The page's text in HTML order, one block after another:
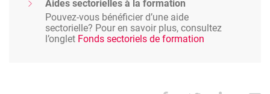
Aides sectorielles à la formation
Pouvez-vous bénéficier d’une aide
sectorielle? Pour en savoir plus, consultez
l’onglet Fonds sectoriels de formation